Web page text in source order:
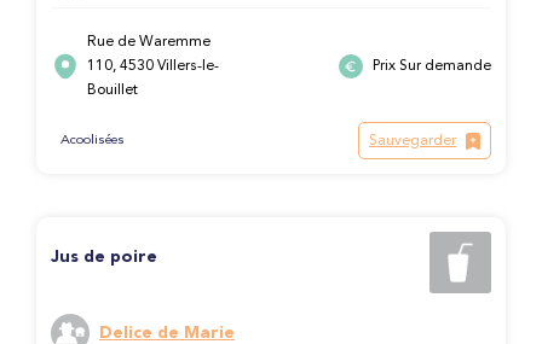
Rue de Waremme
110, 4530 Villers-le-
Bouillet
Prix Sur demande
Acoolisées Sauvegarder
Jus de poire
Delice de Marie